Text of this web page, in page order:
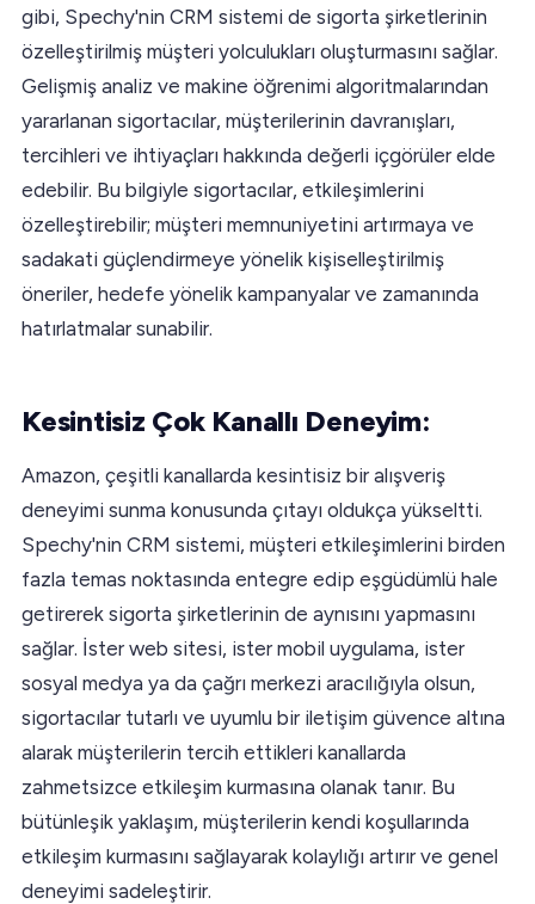
gibi, Spechy'nin CRM sistemi de sigorta şirketlerinin
özelleştirilmiş müşteri yolculukları oluşturmasını sağlar.
Gelişmiş analiz ve makine öğrenimi algoritmalarından
yararlanan sigortacılar, müşterilerinin davranışları,
tercihleri ve ihtiyaçları hakkında değerli içgörüler elde
edebilir. Bu bilgiyle sigortacılar, etkileşimlerini
özelleştirebilir; müşteri memnuniyetini artırmaya ve
sadakati güçlendirmeye yönelik kişiselleştirilmiş
öneriler, hedefe yönelik kampanyalar ve zamanında
hatırlatmalar sunabilir.
Kesintisiz Çok Kanallı Deneyim:
Amazon, çeşitli kanallarda kesintisiz bir alışveriş
deneyimi sunma konusunda çıtayı oldukça yükseltti.
Spechy'nin CRM sistemi, müşteri etkileşimlerini birden
fazla temas noktasında entegre edip eşgüdümlü hale
getirerek sigorta şirketlerinin de aynısını yapmasını
sağlar. İster web sitesi, ister mobil uygulama, ister
sosyal medya ya da çağrı merkezi aracılığıyla olsun,
sigortacılar tutarlı ve uyumlu bir iletişim güvence altına
alarak müşterilerin tercih ettikleri kanallarda
zahmetsizce etkileşim kurmasına olanak tanır. Bu
bütünleşik yaklaşım, müşterilerin kendi koşullarında
etkileşim kurmasını sağlayarak kolaylığı artırır ve genel
deneyimi sadeleştirir.